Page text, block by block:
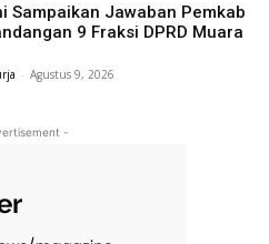
Sampaikan Jawaban Pemkab
9 Fraksi DPRD Muara
- Agustus 9, 2026
-